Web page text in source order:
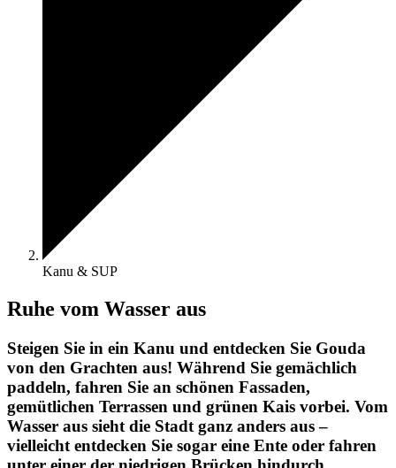
Kanu & SUP
Ruhe vom Wasser aus
Steigen Sie in ein Kanu und entdecken Sie Gouda
von den Grachten aus! Während Sie gemächlich
paddeln, fahren Sie an schönen Fassaden,
gemütlichen Terrassen und grünen Kais vorbei. Vom
Wasser aus sieht die Stadt ganz anders aus –
vielleicht entdecken Sie sogar eine Ente oder fahren